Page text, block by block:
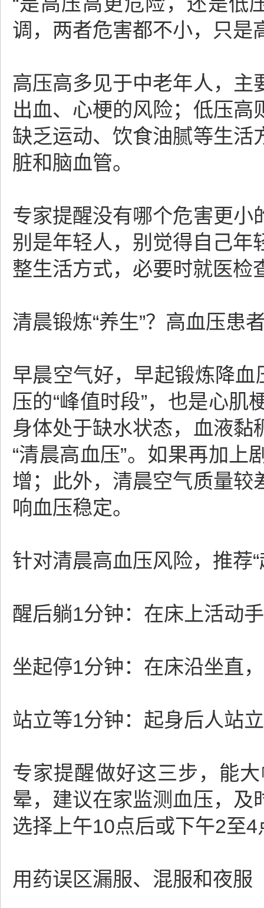
调，两者危害都不小，只是
高压高多见于中老年人，主
出血、心梗的风险；低压
缺乏运动、饮食油腻等生活
脏和脑血管。
专家提醒没有哪个危害更小
别是年轻人，别觉得自己年
整生活方式，必要时就医检
清晨锻炼“养生”？高血压患
早晨空气好，早起锻炼降
压的“峰值时段”，也是心
身体处于缺水状态，血液黏
“清晨高血压”。如果再加
增；此外，清晨空气质量较
响血压稳定。
针对清晨高血压风险，推荐
醒后躺1分钟：在床上活动
坐起停1分钟：在床沿坐直
站立等1分钟：起身后人站
专家提醒做好这三步，能
晕，建议在家监测血压，及
选择上午10点后或下午2至
用药误区漏服、混服和夜服